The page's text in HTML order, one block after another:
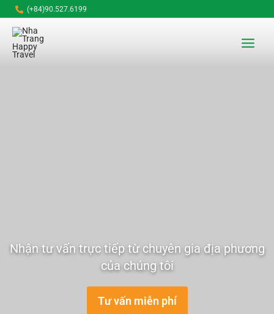
Nhảy
tới
dung
(+84)90.527.6199
Menu
Nhận tư vấn trực tiếp từ chuyên gia địa phương
của chúng tôi
Tư vấn miễn phí